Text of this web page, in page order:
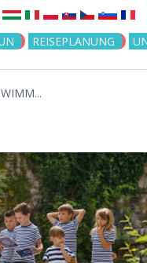
REISEPLANUNG